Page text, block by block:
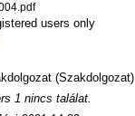
users only
(Szakdolgozat)
1 nincs találat.